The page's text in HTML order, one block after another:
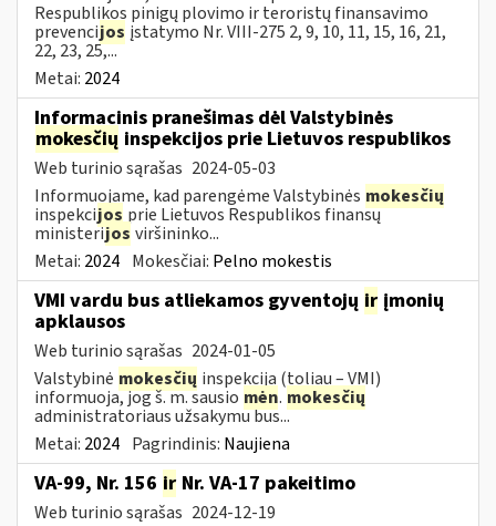
Respublikos pinigų plovimo ir teroristų finansavimo
prevencijos įstatymo Nr. VIII-275 2, 9, 10, 11, 15, 16, 21,
22, 23, 25,...
Metai: 2024
Informacinis pranešimas dėl Valstybinės
mokesčių inspekcijos prie Lietuvos respublikos
Web turinio sąrašas 2024-05-03
Informuojame, kad parengėme Valstybinės mokesčių
inspekcijos prie Lietuvos Respublikos finansų
ministerijos viršininko...
Metai: 2024 Mokesčiai: Pelno mokestis
VMI vardu bus atliekamos gyventojų ir įmonių
apklausos
Web turinio sąrašas 2024-01-05
Valstybinė mokesčių inspekcija (toliau – VMI)
informuoja, jog š. m. sausio mėn. mokesčių
administratoriaus užsakymu bus...
Metai: 2024 Pagrindinis: Naujiena
VA-99, Nr. 156 ir Nr. VA-17 pakeitimo
Web turinio sąrašas 2024-12-19